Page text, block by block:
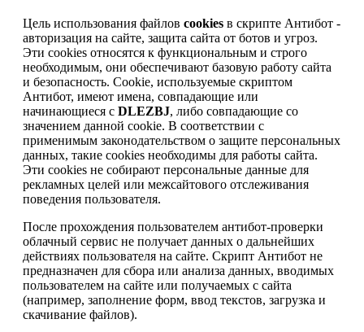
Цель использования файлов cookies в скрипте Антибот -
авторизация на сайте, защита сайта от ботов и угроз.
Эти cookies относятся к функциональным и строго
необходимым, они обеспечивают базовую работу сайта
и безопасность. Cookie, используемые скриптом
Антибот, имеют имена, совпадающие или
начинающиеся с DLEZBJ, либо совпадающие со
значением данной cookie. В соответствии с
применимым законодательством о защите персональных
данных, такие cookies необходимы для работы сайта.
Эти cookies не собирают персональные данные для
рекламных целей или межсайтового отслеживания
поведения пользователя.
После прохождения пользователем антибот-проверки
облачный сервис не получает данных о дальнейших
действиях пользователя на сайте. Скрипт Антибот не
предназначен для сбора или анализа данных, вводимых
пользователем на сайте или получаемых с сайта
(например, заполнение форм, ввод текстов, загрузка и
скачивание файлов).